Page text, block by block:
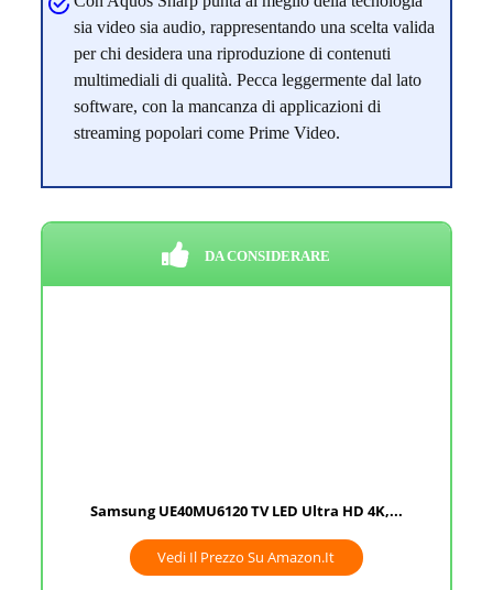
sia video sia audio, rappresentando una scelta valida
per chi desidera una riproduzione di contenuti
multimediali di qualità. Pecca leggermente dal lato
software, con la mancanza di applicazioni di
streaming popolari come Prime Video.
DA CONSIDERARE
Samsung UE40MU6120 TV LED Ultra HD 4K,...
Vedi Il Prezzo Su Amazon.it